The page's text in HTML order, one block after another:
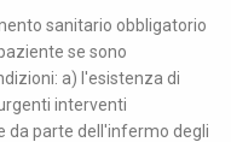
sanitario obbligatorio
se sono
a) l'esistenza di
interventi
da parte dell'infermo degli